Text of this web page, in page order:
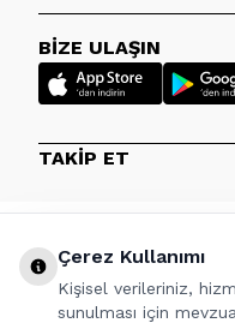
BİZE ULAŞIN
TAKİP ET
Çerez Kullanımı
Kişisel verileriniz,
sunulması için